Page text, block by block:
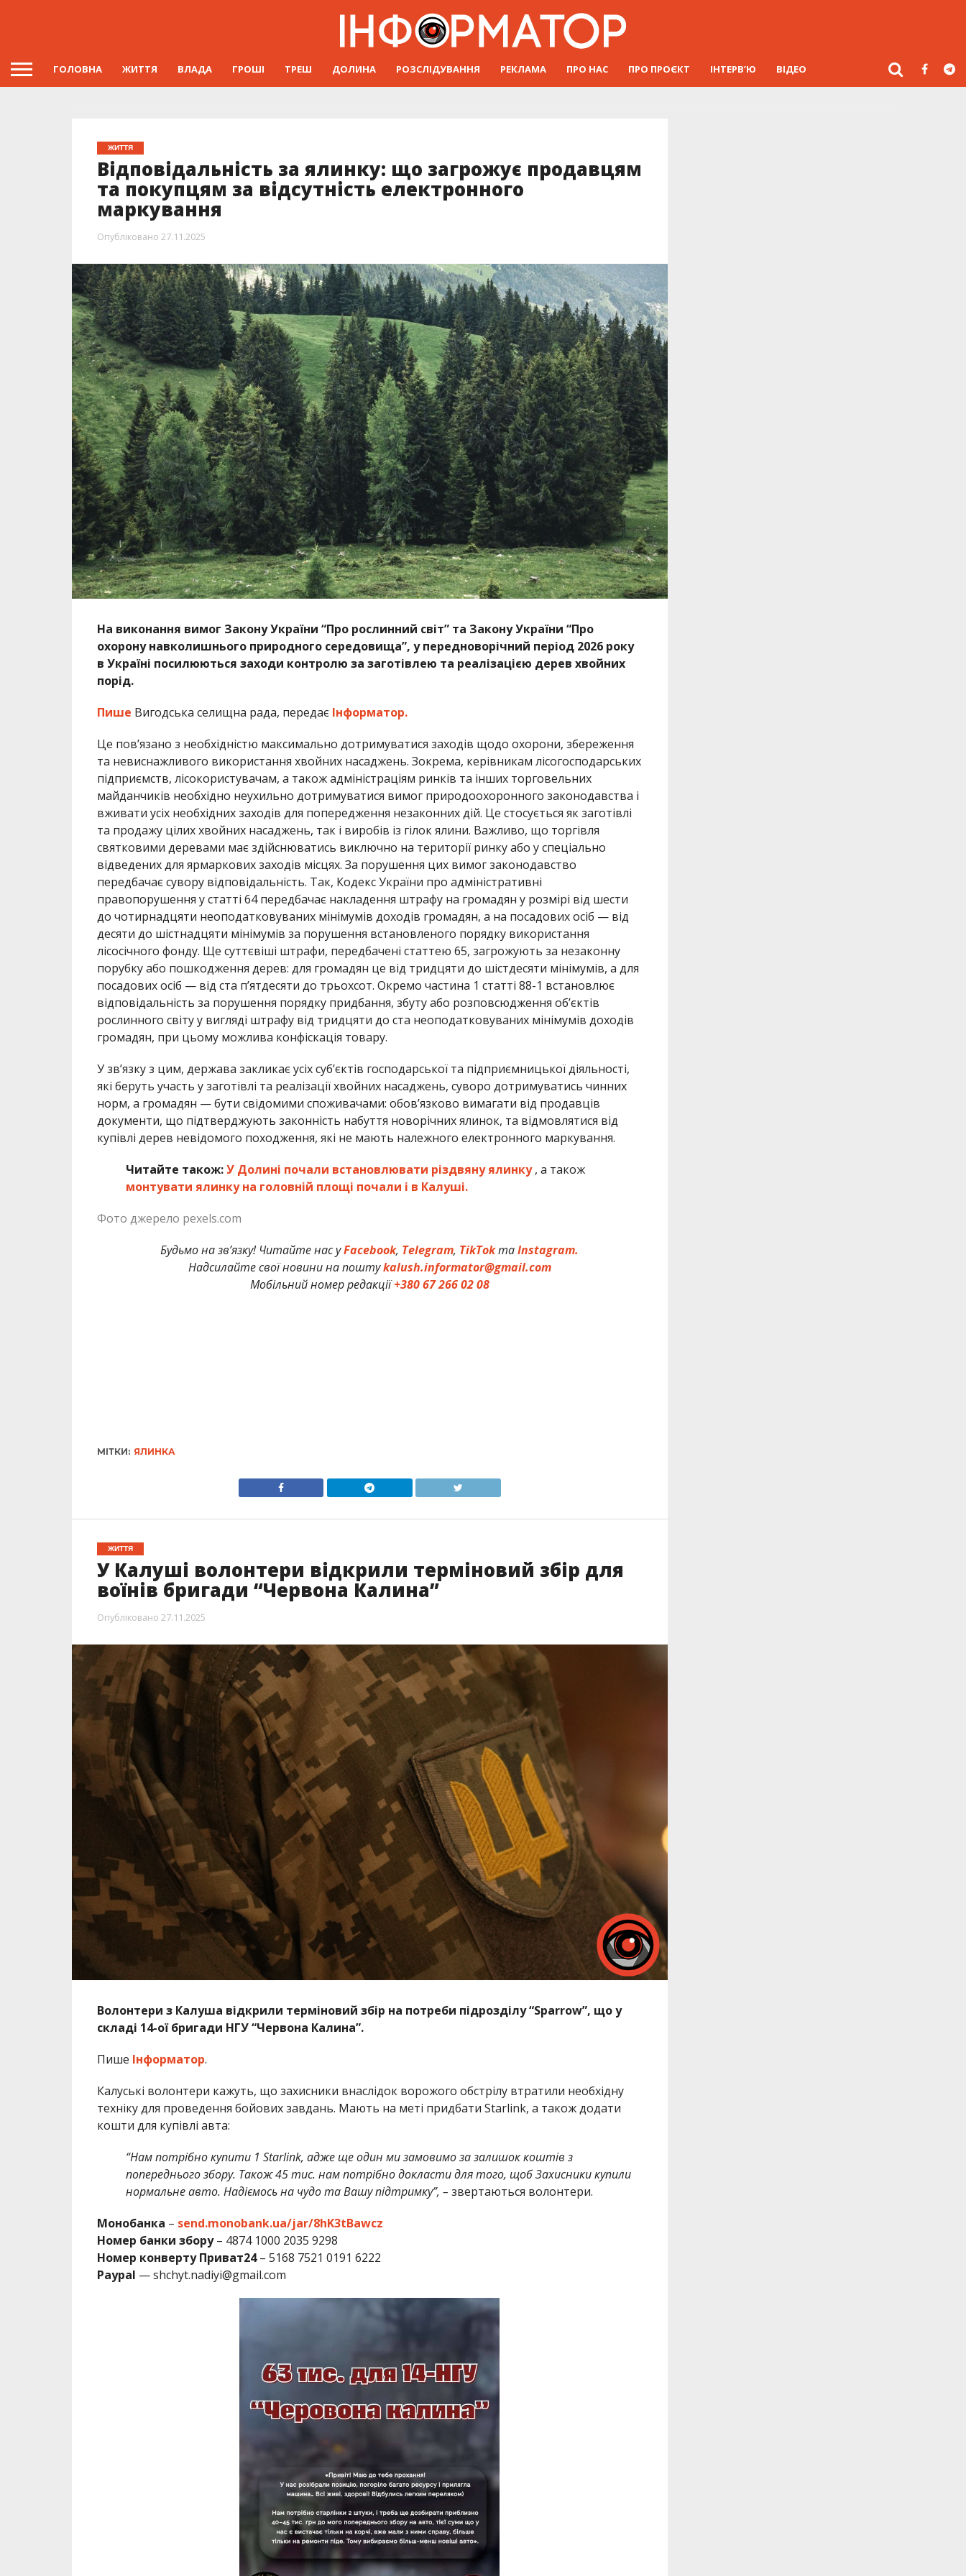
ГОЛОВНА ЖИТТЯ ВЛАДА ГРОШІ ТРЕШ ДОЛИНА РОЗСЛІДУВАННЯ РЕКЛАМА ПРО НАС ПРО ПРОЄКТ ІНТЕРВ’Ю ВІДЕО
ЖИТТЯ
Відповідальність за ялинку: що загрожує продавцям
та покупцям за відсутність електронного
маркування
Опубліковано 27.11.2025
На виконання вимог Закону України “Про рослинний світ” та Закону України “Про
охорону навколишнього природного середовища”, у передноворічний період 2026 року
в Україні посилюються заходи контролю за заготівлею та реалізацією дерев хвойних
порід.
Пише Вигодська селищна рада, передає Інформатор.
Це пов’язано з необхідністю максимально дотримуватися заходів щодо охорони, збереження
та невиснажливого використання хвойних насаджень. Зокрема, керівникам лісогосподарських
підприємств, лісокористувачам, а також адміністраціям ринків та інших торговельних
майданчиків необхідно неухильно дотримуватися вимог природоохоронного законодавства і
вживати усіх необхідних заходів для попередження незаконних дій. Це стосується як заготівлі
та продажу цілих хвойних насаджень, так і виробів із гілок ялини. Важливо, що торгівля
святковими деревами має здійснюватись виключно на території ринку або у спеціально
відведених для ярмаркових заходів місцях. За порушення цих вимог законодавство
передбачає сувору відповідальність. Так, Кодекс України про адміністративні
правопорушення у статті 64 передбачає накладення штрафу на громадян у розмірі від шести
до чотирнадцяти неоподатковуваних мінімумів доходів громадян, а на посадових осіб — від
десяти до шістнадцяти мінімумів за порушення встановленого порядку використання
лісосічного фонду. Ще суттєвіші штрафи, передбачені статтею 65, загрожують за незаконну
порубку або пошкодження дерев: для громадян це від тридцяти до шістдесяти мінімумів, а для
посадових осіб — від ста п’ятдесяти до трьохсот. Окремо частина 1 статті 88-1 встановлює
відповідальність за порушення порядку придбання, збуту або розповсюдження об’єктів
рослинного світу у вигляді штрафу від тридцяти до ста неоподатковуваних мінімумів доходів
громадян, при цьому можлива конфіскація товару.
У зв’язку з цим, держава закликає усіх суб’єктів господарської та підприємницької діяльності,
які беруть участь у заготівлі та реалізації хвойних насаджень, суворо дотримуватись чинних
норм, а громадян — бути свідомими споживачами: обов’язково вимагати від продавців
документи, що підтверджують законність набуття новорічних ялинок, та відмовлятися від
купівлі дерев невідомого походження, які не мають належного електронного маркування.
Читайте також:У Долині почали встановлювати різдвяну ялинку, а також
монтувати ялинку на головній площі почали і в Калуші.
Фото джерело pexels.com
Будьмо на зв’язку! Читайте нас уFacebook, Telegram, TikTokтаInstagram.
Надсилайте свої новини на поштуkalush.informator@gmail.com
Мобільний номер редакції+380 67 266 02 08
МІТКИ: ЯЛИНКА
ЖИТТЯ
У Калуші волонтери відкрили терміновий збір для
воїнів бригади “Червона Калина”
Опубліковано 27.11.2025
Волонтери з Калуша відкрили терміновий збір на потреби підрозділу “Sparrow”, що у
складі 14-ої бригади НГУ “Червона Калина”.
Пише Інформатор.
Калуські волонтери кажуть, що захисники внаслідок ворожого обстрілу втратили необхідну
техніку для проведення бойових завдань. Мають на меті придбати Starlink, а також додати
кошти для купівлі авта:
“Нам потрібно купити 1 Starlink, адже ще один ми замовимо за залишок коштів з
попереднього збору. Також 45 тис. нам потрібно докласти для того, щоб Захисники купили
нормальне авто. Надіємось на чудо та Вашу підтримку”, – звертаються волонтери.
Монобанка – send.monobank.ua/jar/8hK3tBawcz
Номер банки збору– 4874 1000 2035 9298
Номер конверту Приват24– 5168 7521 0191 6222
Paypal — shchyt.nadiyi@gmail.com